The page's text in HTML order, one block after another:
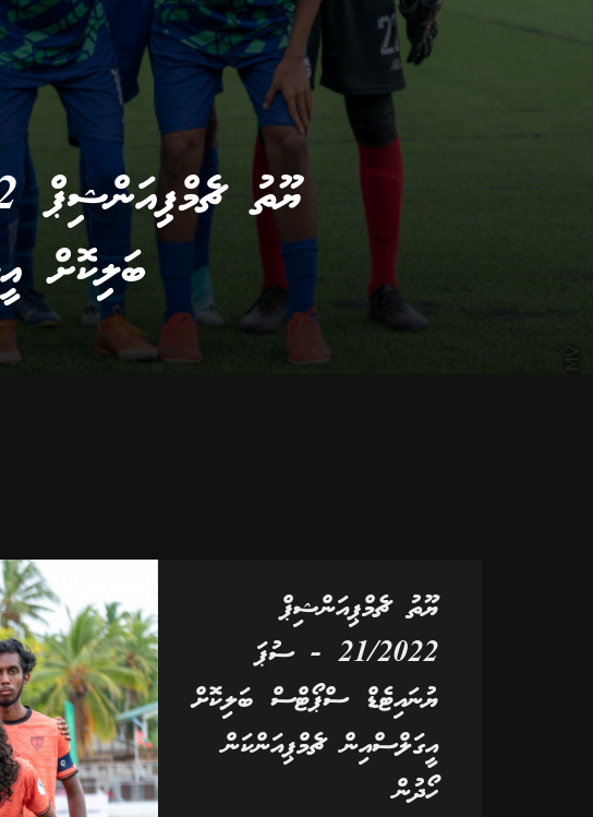
ބަލިކޮށް
ޔޫތު ޗެމްޕިއަންޝިޕް
21/2022 - ސުޕަ
ޔުނައިޓެޑް ސްޕޯޓްސް ބަލިކޮށް
އީގަލްސްއިން ޗެމްޕިއަންކަން
ހޯދުން